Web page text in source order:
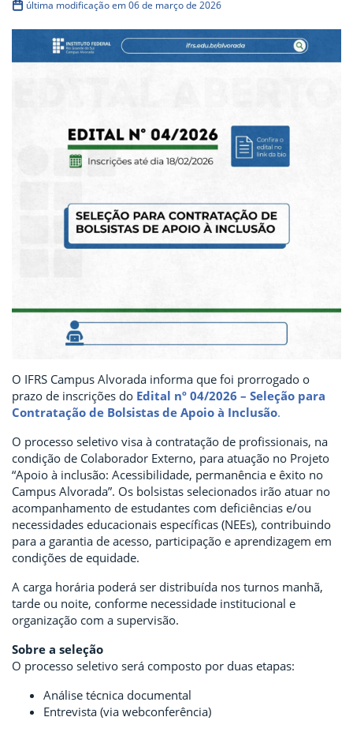
última modificação em 06 de março de 2026
O IFRS Campus Alvorada informa que foi prorrogado o
prazo de inscrições do Edital nº 04/2026 – Seleção para
Contratação de Bolsistas de Apoio à Inclusão.
O processo seletivo visa à contratação de profissionais, na
condição de Colaborador Externo, para atuação no Projeto
“Apoio à inclusão: Acessibilidade, permanência e êxito no
Campus Alvorada”. Os bolsistas selecionados irão atuar no
acompanhamento de estudantes com deficiências e/ou
necessidades educacionais específicas (NEEs), contribuindo
para a garantia de acesso, participação e aprendizagem em
condições de equidade.
A carga horária poderá ser distribuída nos turnos manhã,
tarde ou noite, conforme necessidade institucional e
organização com a supervisão.
Sobre a seleção
O processo seletivo será composto por duas etapas:
Análise técnica documental
Entrevista (via webconferência)